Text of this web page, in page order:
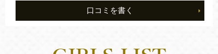
口コミを書く